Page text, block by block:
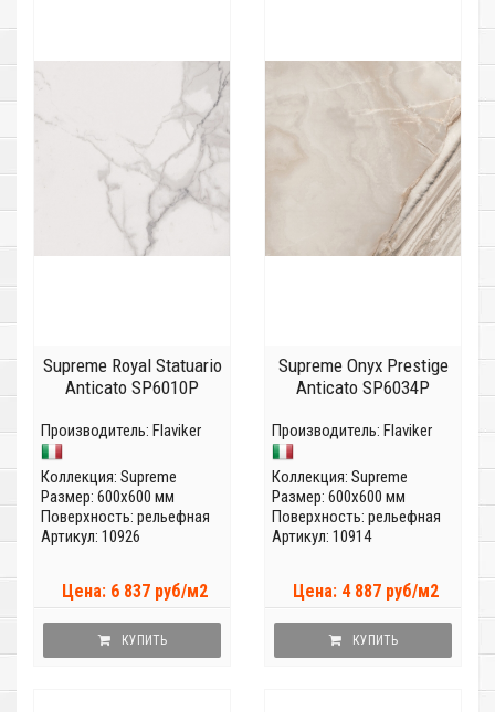
Supreme Royal Statuario
Anticato SP6010P
Производитель: Flaviker
Коллекция: Supreme
Размер: 600x600 мм
Поверхность: рельефная
Артикул: 10926
Цена: 6 837 руб/м2
КУПИТЬ
Supreme Onyx Prestige
Anticato SP6034P
Производитель: Flaviker
Коллекция: Supreme
Размер: 600x600 мм
Поверхность: рельефная
Артикул: 10914
Цена: 4 887 руб/м2
КУПИТЬ